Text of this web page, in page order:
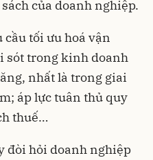
của doanh nghiệp.
cầu tối ưu hoá vận
sót trong kinh doanh
nhất là trong giai
áp lực tuân thủ quy
thuế…
đòi hỏi doanh nghiệp